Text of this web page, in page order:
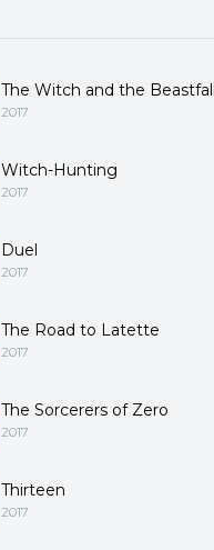
The Witch and the
2017
Witch-Hunting
2017
Duel
2017
The Road to Latette
2017
The Sorcerers of Zero
2017
Thirteen
2017